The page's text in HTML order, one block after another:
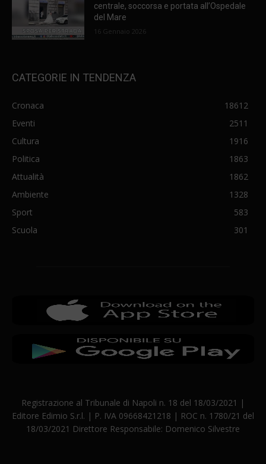
centrale, soccorsa e portata all’Ospedale
del Mare
16 Gennaio 2026
CATEGORIE IN TENDENZA
Cronaca
18612
Eventi
2511
Cultura
1916
Politica
1863
Attualità
1862
Ambiente
1328
Sport
583
Scuola
301
Registrazione al Tribunale di Napoli n. 18 del 18/03/2021 |
Editore Edimio S.r.l. | P. IVA 09668421218 | ROC n. 1780/21 del
18/03/2021 Direttore Responsabile: Domenico Silvestre